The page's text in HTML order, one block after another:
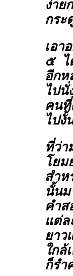
ง่าย
กระ
เอา
๕ ไ
อีกห
ไป
คน
ไปงั้
ที่ว่
โย
สำ
นั้น
คำส
แต่
ยาว
ใก
ก็รำ